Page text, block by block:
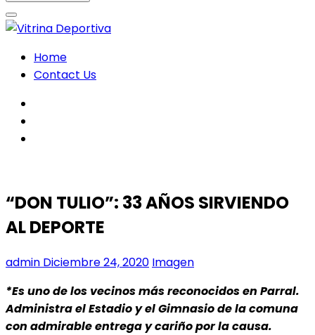
Home
Contact Us
“DON TULIO”: 33 AÑOS SIRVIENDO
AL DEPORTE
admin Diciembre 24, 2020 Imagen
*Es uno de los vecinos más reconocidos en Parral.
Administra el Estadio y el Gimnasio de la comuna
con admirable entrega y cariño por la causa.